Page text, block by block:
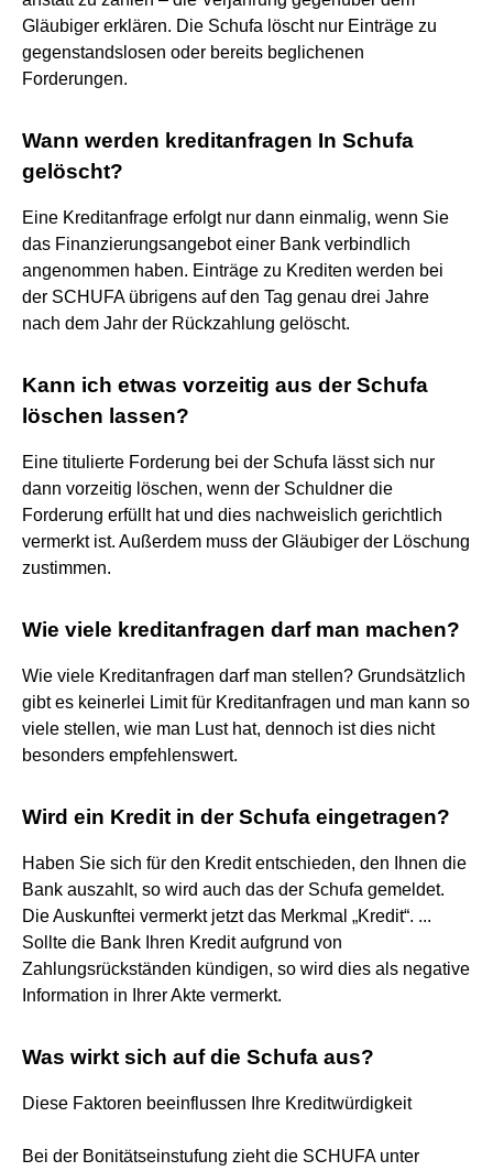
Gläubiger erklären. Die Schufa löscht nur Einträge zu
gegenstandslosen oder bereits beglichenen
Forderungen.
Wann werden kreditanfragen In Schufa
gelöscht?
Eine Kreditanfrage erfolgt nur dann einmalig, wenn Sie
das Finanzierungsangebot einer Bank verbindlich
angenommen haben. Einträge zu Krediten werden bei
der SCHUFA übrigens auf den Tag genau drei Jahre
nach dem Jahr der Rückzahlung gelöscht.
Kann ich etwas vorzeitig aus der Schufa
löschen lassen?
Eine titulierte Forderung bei der Schufa lässt sich nur
dann vorzeitig löschen, wenn der Schuldner die
Forderung erfüllt hat und dies nachweislich gerichtlich
vermerkt ist. Außerdem muss der Gläubiger der Löschung
zustimmen.
Wie viele kreditanfragen darf man machen?
Wie viele Kreditanfragen darf man stellen? Grundsätzlich
gibt es keinerlei Limit für Kreditanfragen und man kann so
viele stellen, wie man Lust hat, dennoch ist dies nicht
besonders empfehlenswert.
Wird ein Kredit in der Schufa eingetragen?
Haben Sie sich für den Kredit entschieden, den Ihnen die
Bank auszahlt, so wird auch das der Schufa gemeldet.
Die Auskunftei vermerkt jetzt das Merkmal „Kredit“. ...
Sollte die Bank Ihren Kredit aufgrund von
Zahlungsrückständen kündigen, so wird dies als negative
Information in Ihrer Akte vermerkt.
Was wirkt sich auf die Schufa aus?
Diese Faktoren beeinflussen Ihre Kreditwürdigkeit
Bei der Bonitätseinstufung zieht die SCHUFA unter